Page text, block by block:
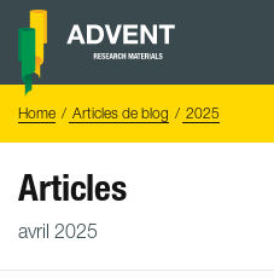
Skip
content
Advent
Home Articles de blog 2025
Articles
avril 2025